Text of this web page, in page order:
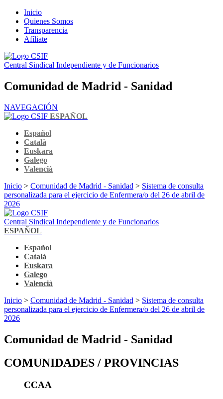
Inicio
Quienes Somos
Transparencia
Afíliate
Central Sindical Independiente y de Funcionarios
Comunidad de Madrid - Sanidad
NAVEGACIÓN
ESPAÑOL
Español
Català
Euskara
Galego
Valencià
Inicio > Comunidad de Madrid - Sanidad > Sistema de consulta
personalizada para el ejercicio de Enfermera/o del 26 de abril de
2026
Central Sindical Independiente y de Funcionarios
ESPAÑOL
Español
Català
Euskara
Galego
Valencià
Inicio > Comunidad de Madrid - Sanidad > Sistema de consulta
personalizada para el ejercicio de Enfermera/o del 26 de abril de
2026
Comunidad de Madrid - Sanidad
COMUNIDADES / PROVINCIAS
CCAA